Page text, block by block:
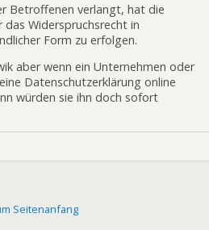
Betroffenen verlangt, hat die
Widerspruchsrecht in
Form zu erfolgen.
aber wenn ein Unternehmen oder
Datenschutzerklärung online
würden sie ihn doch sofort
Seitenanfang